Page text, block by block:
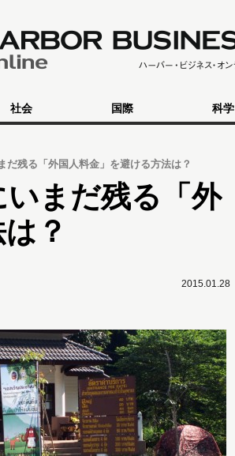
社会 国際 科学
だ残る「外国人料金」を避ける方法は？
まだ残る「外
？
2015.01.28